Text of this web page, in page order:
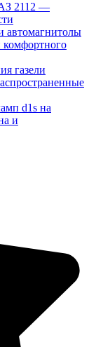
2112 —
автомагнитолы
комфортного
газели
d1s на
и